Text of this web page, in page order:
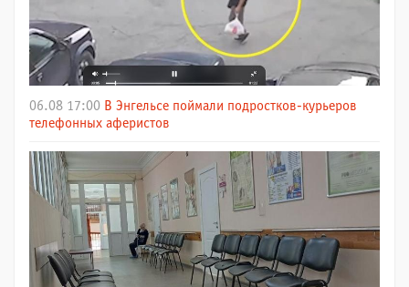
06.08 17:00 В Энгельсе поймали подростков-курьеров
телефонных аферистов